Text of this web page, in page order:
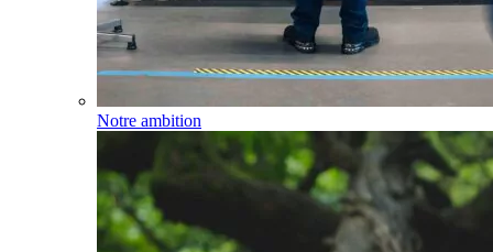
Notre ambition